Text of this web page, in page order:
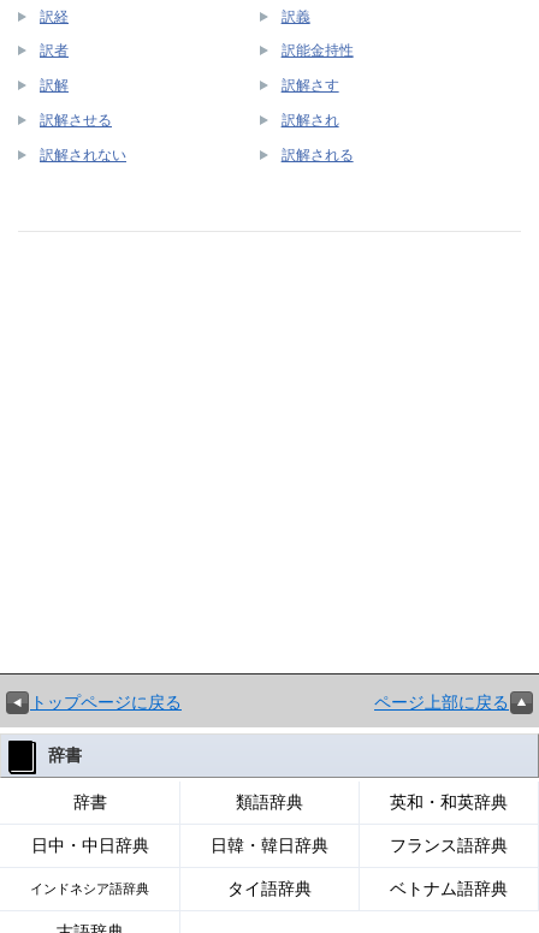
訳経 訳義
訳者 訳能金持性
訳解 訳解さす
訳解させる 訳解され
訳解されない 訳解される
トップページに戻る ページ上部に戻る
辞書
辞書 類語辞典 英和・和英辞典
日中・中日辞典 日韓・韓日辞典 フランス語辞典
インドネシア語辞典 タイ語辞典 ベトナム語辞典